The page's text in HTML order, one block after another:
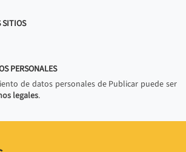
SITIOS
PERSONALES
de datos personales de Publicar puede ser
legales.